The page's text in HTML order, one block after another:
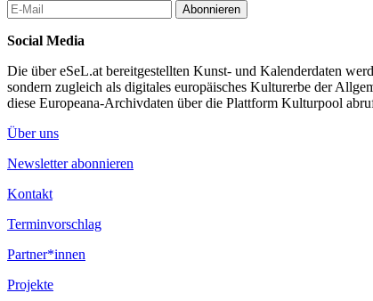
Abonnieren
Social Media
Die über eSeL.at bereitgestellten Kunst- und Kalenderdaten
sondern zugleich als digitales europäisches Kulturerbe der
diese Europeana-Archivdaten über die Plattform Kulturpool
Über uns
Newsletter abonnieren
Kontakt
Terminvorschlag
Partner*innen
Projekte